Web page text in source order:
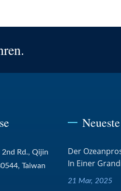
Rd., Qijin
Taiwan
Der
In Einer
21 Mar, 2025